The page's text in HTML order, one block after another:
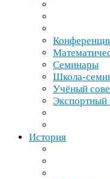
Семинары
Школа-​
Учёный
Экспортный
История